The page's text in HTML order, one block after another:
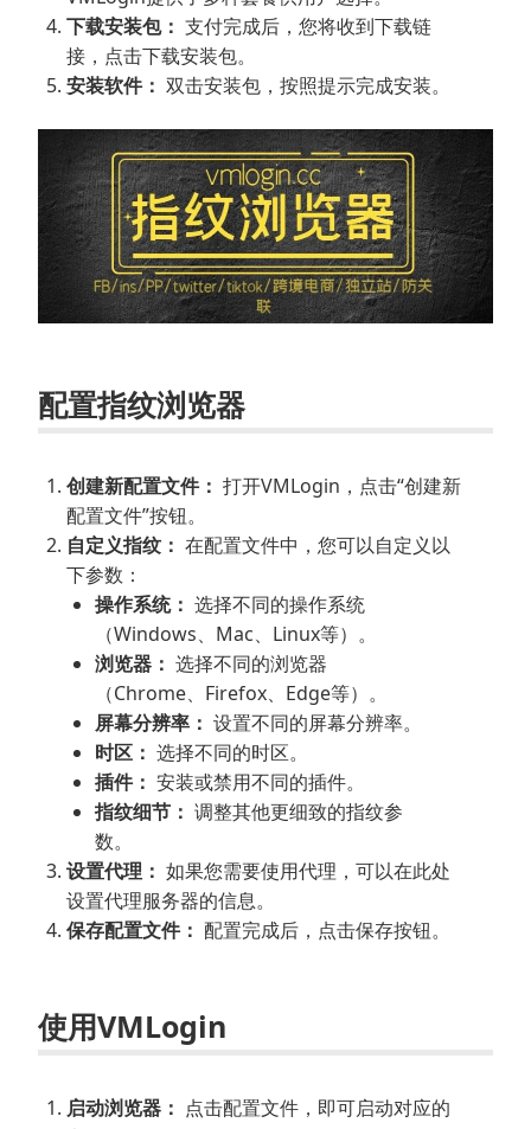
下载安装包： 支付完成后，您将收到下载链
接，点击下载安装包。
安装软件： 双击安装包，按照提示完成安装。
配置指纹浏览器
创建新配置文件： 打开VMLogin，点击“创建新
配置文件”按钮。
自定义指纹： 在配置文件中，您可以自定义以
下参数：
操作系统： 选择不同的操作系统
（Windows、Mac、Linux等）。
浏览器： 选择不同的浏览器
（Chrome、Firefox、Edge等）。
屏幕分辨率： 设置不同的屏幕分辨率。
时区： 选择不同的时区。
插件： 安装或禁用不同的插件。
指纹细节： 调整其他更细致的指纹参
数。
设置代理： 如果您需要使用代理，可以在此处
设置代理服务器的信息。
保存配置文件： 配置完成后，点击保存按钮。
使用VMLogin
启动浏览器： 点击配置文件，即可启动对应的